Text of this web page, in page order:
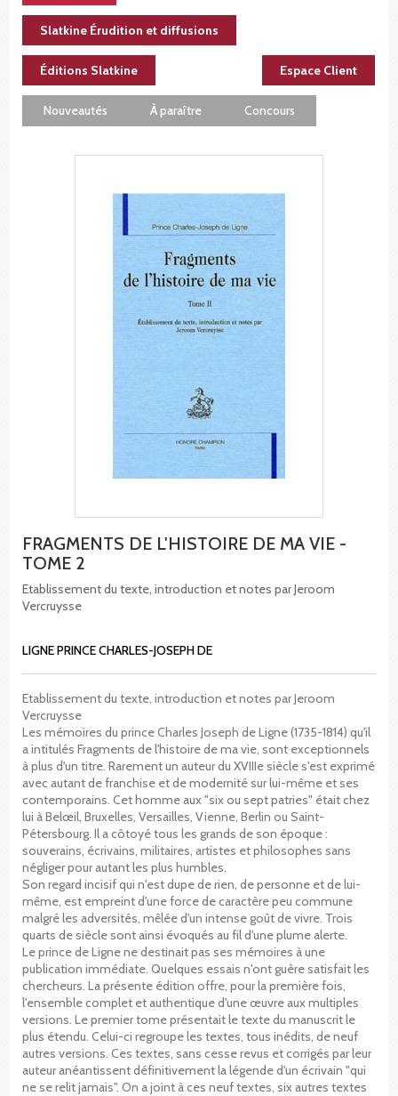
Slatkine Érudition et diffusions
Éditions Slatkine Espace Client
Nouveautés À paraître Concours
FRAGMENTS DE L'HISTOIRE DE MA VIE -
TOME 2
Etablissement du texte, introduction et notes par Jeroom
Vercruysse
LIGNE PRINCE CHARLES-JOSEPH DE
Etablissement du texte, introduction et notes par Jeroom
Vercruysse
Les mémoires du prince Charles Joseph de Ligne (1735-1814) qu'il
a intitulés Fragments de l'histoire de ma vie, sont exceptionnels
à plus d'un titre. Rarement un auteur du XVIIIe siècle s'est exprimé
avec autant de franchise et de modernité sur lui-même et ses
contemporains. Cet homme aux "six ou sept patries" était chez
lui à Belœil, Bruxelles, Versailles, Vienne, Berlin ou Saint-
Pétersbourg. Il a côtoyé tous les grands de son époque :
souverains, écrivains, militaires, artistes et philosophes sans
négliger pour autant les plus humbles.
Son regard incisif qui n'est dupe de rien, de personne et de lui-
même, est empreint d'une force de caractère peu commune
malgré les adversités, mêlée d'un intense goût de vivre. Trois
quarts de siècle sont ainsi évoqués au fil d'une plume alerte.
Le prince de Ligne ne destinait pas ses mémoires à une
publication immédiate. Quelques essais n'ont guère satisfait les
chercheurs. La présente édition offre, pour la première fois,
l'ensemble complet et authentique d'une œuvre aux multiples
versions. Le premier tome présentait le texte du manuscrit le
plus étendu. Celui-ci regroupe les textes, tous inédits, de neuf
autres versions. Ces textes, sans cesse revus et corrigés par leur
auteur anéantissent définitivement la légende d'un écrivain "qui
ne se relit jamais". On a joint à ces neuf textes, six autres textes